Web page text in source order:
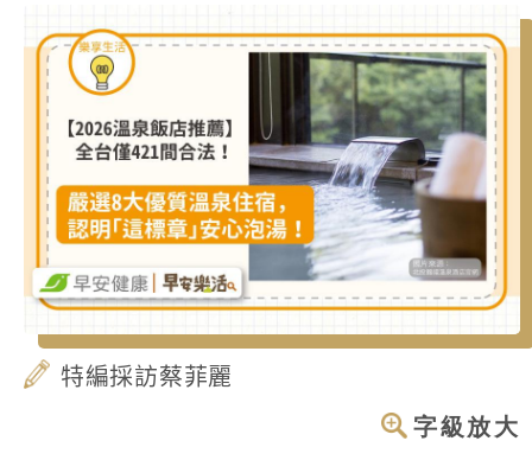
特編採訪蔡菲麗
字級放大